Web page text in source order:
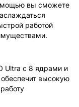
вы сможете
работой
Ultra с 8 ядрами и
высокую